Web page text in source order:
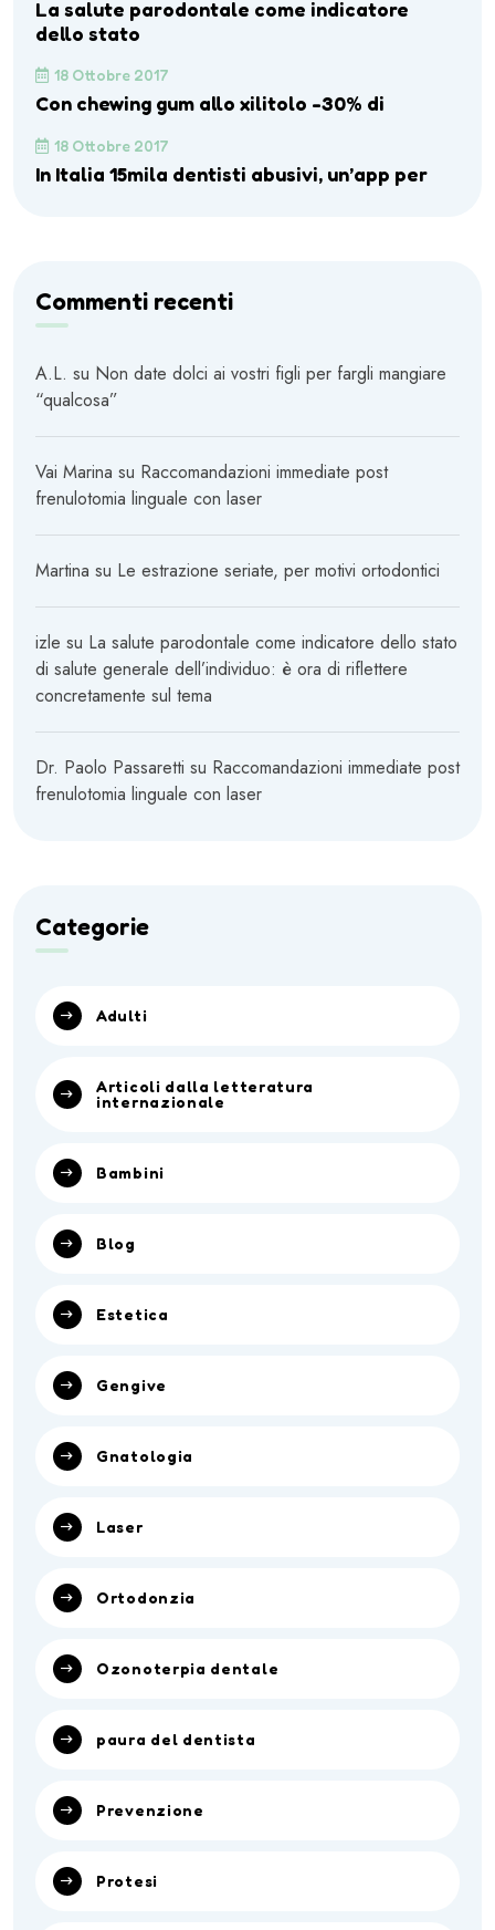
La salute parodontale come indicatore
dello stato
18 Ottobre 2017
Con chewing gum allo xilitolo -30% di
18 Ottobre 2017
In Italia 15mila dentisti abusivi, un’app per
Commenti recenti
A.L. su Non date dolci ai vostri figli per fargli mangiare
“qualcosa”
Vai Marina su Raccomandazioni immediate post
frenulotomia linguale con laser
Martina su Le estrazione seriate, per motivi ortodontici
izle su La salute parodontale come indicatore dello stato
di salute generale dell’individuo: è ora di riflettere
concretamente sul tema
Dr. Paolo Passaretti su Raccomandazioni immediate post
frenulotomia linguale con laser
Categorie
Adulti
Articoli dalla letteratura
internazionale
Bambini
Blog
Estetica
Gengive
Gnatologia
Laser
Ortodonzia
Ozonoterpia dentale
paura del dentista
Prevenzione
Protesi